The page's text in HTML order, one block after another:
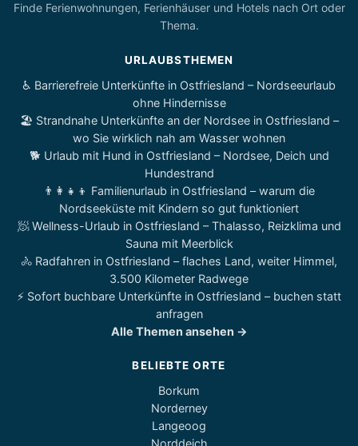
Finde Ferienwohnungen, Ferienhäuser und Hotels nach Ort oder
Thema.
URLAUBSTHEMEN
♿ Barrierefreie Unterkünfte in Ostfriesland – Nordseeurlaub
ohne Hindernisse
🏖️ Strandnahe Unterkünfte an der Nordsee in Ostfriesland –
wo Sie wirklich nah am Wasser wohnen
🐕 Urlaub mit Hund in Ostfriesland – Nordsee, Deich und
Hundestrand
👨‍👩‍👧‍👦 Familienurlaub in Ostfriesland – warum die
Nordseeküste mit Kindern so gut funktioniert
🧖 Wellness-Urlaub in Ostfriesland – Thalasso, Reizklima und
Sauna mit Meerblick
🚴 Radfahren in Ostfriesland – flaches Land, weiter Himmel,
3.500 Kilometer Radwege
⚡ Sofort buchbare Unterkünfte in Ostfriesland – buchen statt
anfragen
Alle Themen ansehen →
BELIEBTE ORTE
Borkum
Norderney
Langeoog
Norddeich